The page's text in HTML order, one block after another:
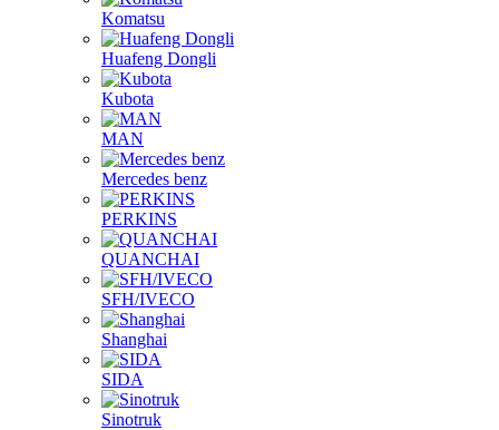
Komatsu
Huafeng Dongli
Kubota
MAN
Mercedes benz
PERKINS
QUANCHAI
SFH/IVECO
Shanghai
SIDA
Sinotruk